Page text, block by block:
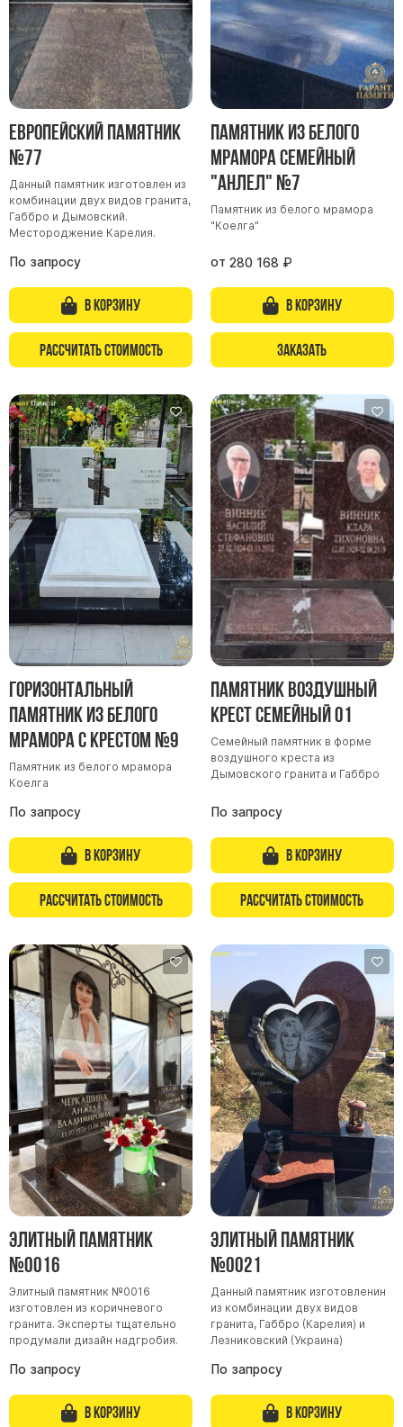
Европейский памятник
№77
Данный памятник изготовлен из
комбинации двух видов гранита,
Габбро и Дымовский.
Местороджение Карелия.
По запросу
В корзину
Рассчитать стоимость
Памятник из белого
мрамора семейный
"Анлел" №7
Памятник из белого мрамора
"Коелга"
от 280 168 ₽
В корзину
Заказать
Горизонтальный
памятник из белого
мрамора с крестом №9
Памятник из белого мрамора
Коелга
По запросу
В корзину
Рассчитать стоимость
Памятник Воздушный
крест семейный 01
Семейный памятник в форме
воздушного креста из
Дымовского гранита и Габбро
По запросу
В корзину
Рассчитать стоимость
Элитный памятник
№0016
Элитный памятник №0016
изготовлен из коричневого
гранита. Эксперты тщательно
продумали дизайн надгробия.
По запросу
В корзину
Элитный памятник
№0021
Данный памятник изготовленин
из комбинации двух видов
гранита, Габбро (Карелия) и
Лезниковский (Украина)
По запросу
В корзину